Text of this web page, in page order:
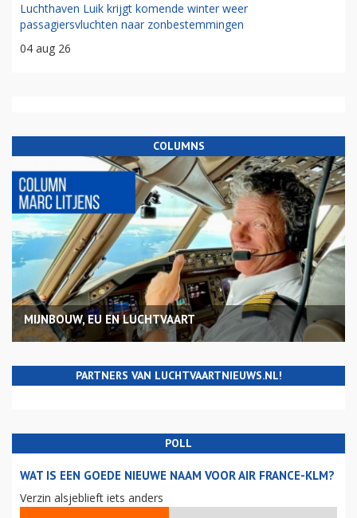
Luchthaven Luik krijgt komende winter weer
passagiersvluchten naar zonbestemmingen
04 aug 26
COLUMNS
MIJNBOUW, EU EN LUCHTVAART
PARTNERS VAN LUCHTVAARTNIEUWS.NL!
POLL
WAT IS EEN GOEDE NIEUWE NAAM VOOR AIR FRANCE-KLM?
Verzin alsjeblieft iets anders